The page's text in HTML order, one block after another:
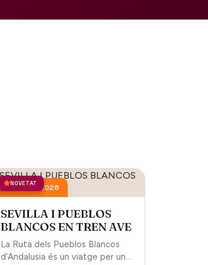
NOVETAT
3 octubre 2026
SEVILLA I PUEBLOS
BLANCOS EN TREN AVE
La Ruta dels Pueblos Blancos
d’Andalusia és un viatge per una